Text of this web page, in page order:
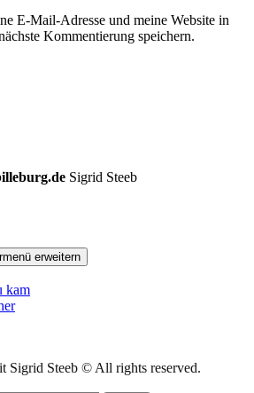
E-Mail-Adresse und meine Website in
Kommentierung speichern.
Sigrid Steeb
erweitern
kam
Sigrid Steeb © All rights reserved.